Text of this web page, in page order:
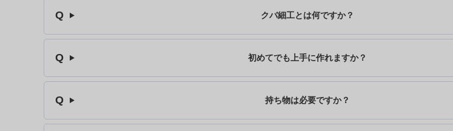
クバ細工とは何ですか？
初めてでも上手に作れますか？
持ち物は必要ですか？